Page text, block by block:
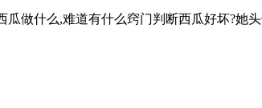
做什么,难道有什么窍门判断西瓜好坏?她